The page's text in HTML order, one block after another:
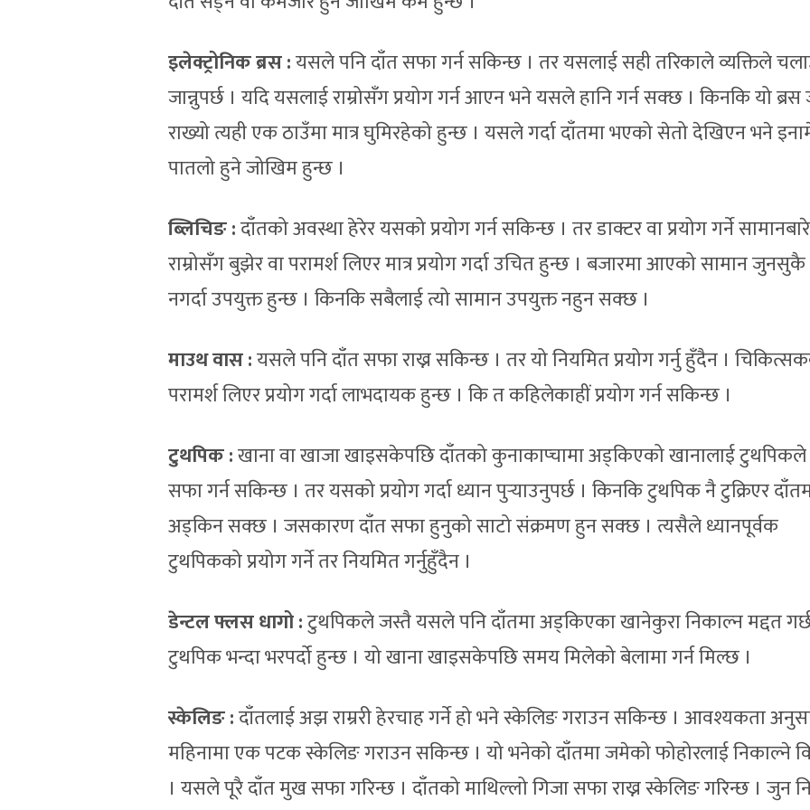
इलेक्ट्रोनिक ब्रस:यसले पनि दाँत सफा गर्न सकिन्छ । तर यसलाई सही तरिकाले व्यक्तिले
जान्नुपर्छ । यदि यसलाई राम्रोसँग प्रयोग गर्न आएन भने यसले हानि गर्न सक्छ । किनकि यो ब्रस
राख्यो त्यही एक ठाउँमा मात्र घुमिरहेको हुन्छ । यसले गर्दा दाँतमा भएको सेतो देखिएन भने
पातलो हुने जोखिम हुन्छ ।
ब्लिचिङ:दाँतको अवस्था हेरेर यसको प्रयोग गर्न सकिन्छ । तर डाक्टर वा प्रयोग गर्ने सामानबारे
राम्रोसँग बुझेर वा परामर्श लिएर मात्र प्रयोग गर्दा उचित हुन्छ । बजारमा आएको सामान जुनसुकै
नगर्दा उपयुक्त हुन्छ । किनकि सबैलाई त्यो सामान उपयुक्त नहुन सक्छ ।
माउथ वास:यसले पनि दाँत सफा राख्न सकिन्छ । तर यो नियमित प्रयोग गर्नु हुँदैन ।
परामर्श लिएर प्रयोग गर्दा लाभदायक हुन्छ । कि त कहिलेकाहीं प्रयोग गर्न सकिन्छ ।
टुथपिक:खाना वा खाजा खाइसकेपछि दाँतको कुनाकाप्चामा अड्किएको खानालाई टुथपिकले
सफा गर्न सकिन्छ । तर यसको प्रयोग गर्दा ध्यान पुर्‍याउनुपर्छ । किनकि टुथपिक नै टुक्रिएर
अड्किन सक्छ । जसकारण दाँत सफा हुनुको साटो संक्रमण हुन सक्छ । त्यसैले ध्यानपूर्वक
टुथपिकको प्रयोग गर्ने तर नियमित गर्नुहुँदैन ।
डेन्टल फ्लस धागो:टुथपिकले जस्तै यसले पनि दाँतमा अड्किएका खानेकुरा निकाल्न मद्दत
टुथपिक भन्दा भरपर्दो हुन्छ । यो खाना खाइसकेपछि समय मिलेको बेलामा गर्न मिल्छ ।
स्केलिङ:दाँतलाई अझ राम्ररी हेरचाह गर्ने हो भने स्केलिङ गराउन सकिन्छ । आवश्यकता
महिनामा एक पटक स्केलिङ गराउन सकिन्छ । यो भनेको दाँतमा जमेको फोहोरलाई निकाल्ने
। यसले पूरै दाँत मुख सफा गरिन्छ । दाँतको माथिल्लो गिजा सफा राख्न स्केलिङ गरिन्छ । जुन